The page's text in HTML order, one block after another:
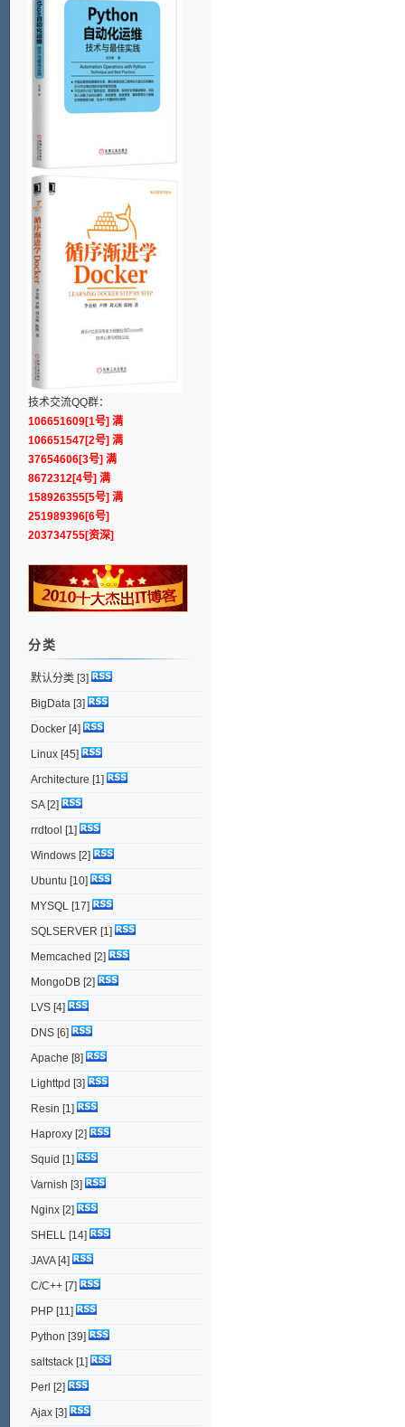
技术交流QQ群：
106651609[1号] 满
106651547[2号] 满
37654606[3号] 满
8672312[4号] 满
158926355[5号] 满
251989396[6号]
203734755[资深]
分类
默认分类[3]
BigData [3]
Docker[4]
Linux[45]
Architecture [1]
SA[2]
rrdtool [1]
Windows[2]
Ubuntu [10]
MYSQL [17]
SQLSERVER [1]
Memcached [2]
MongoDB[2]
LVS[4]
DNS[6]
Apache [8]
Lighttpd [3]
Resin [1]
Haproxy[2]
Squid [1]
Varnish [3]
Nginx[2]
SHELL [14]
JAVA[4]
C/C++[7]
PHP[11]
Python [39]
saltstack[1]
Perl [2]
Ajax[3]